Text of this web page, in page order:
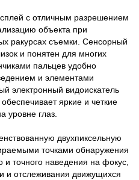
с отличным разрешением
объекта при
ракурсах съемки. Сенсорный
и понятен для многих
пальцев удобно
и элементами
электронный видоискатель
яркие и четкие
уровне глаз.
двухпиксельную
точками обнаружения
точного наведения на фокус,
и отслеживания движущихся